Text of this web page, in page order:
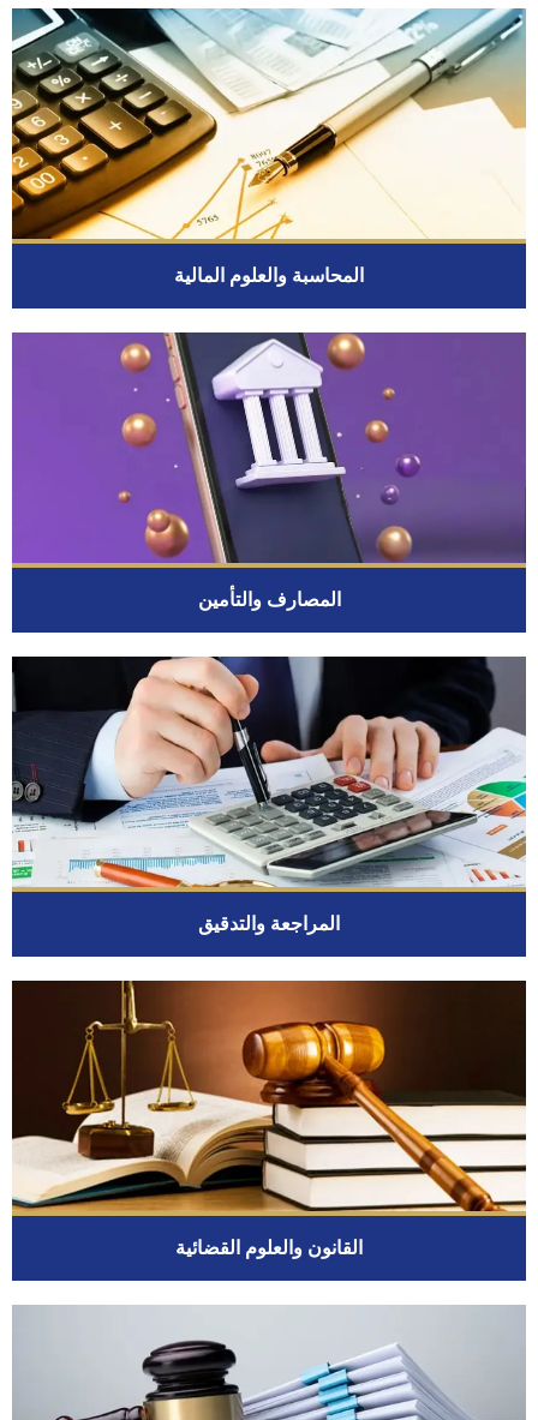
المحاسبة والعلوم المالية
المصارف والتأمين
المراجعة والتدقيق
القانون والعلوم القضائية